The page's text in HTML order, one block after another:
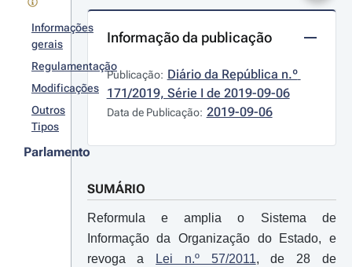
Informações
gerais
Regulamentação
Modificações
Outros
Tipos
Parlamento
Informação da publicação
Publicação: Diário da República n.º
171/2019, Série I de 2019-09-06
Data de Publicação: 2019-09-06
SUMÁRIO
Reformula e amplia o Sistema de
Informação da Organização do Estado, e
revoga a
Lei n.º 57/2011, de 28 de